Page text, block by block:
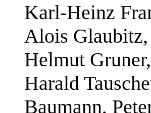
Karl-Heinz
Alois
Helmut
Harald
Baumann,